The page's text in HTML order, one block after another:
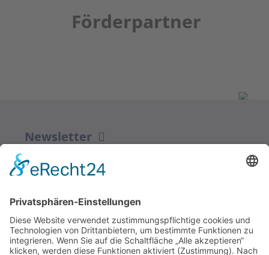
Förderpartner
Newsletter
ZUR ANMELDUNG
Redaktion bbkult.net
Centrum Bavaria Bohemia (CeBB)
Dr. Veronika Hofinger